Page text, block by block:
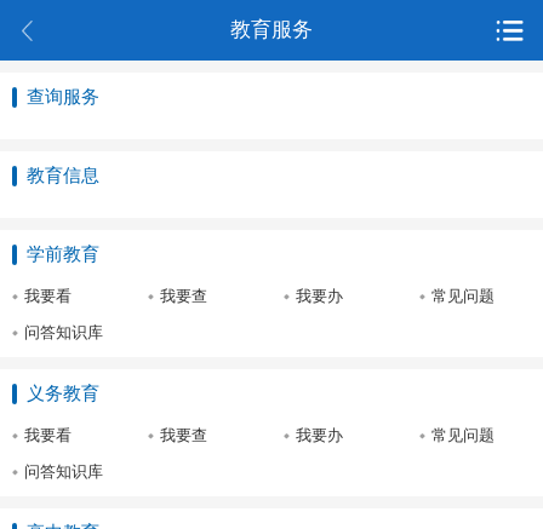
教育服务
查询服务
教育信息
学前教育
我要看 我要查 我要办
常见问题
问答知识库
义务教育
我要看 我要查 我要办
常见问题
问答知识库